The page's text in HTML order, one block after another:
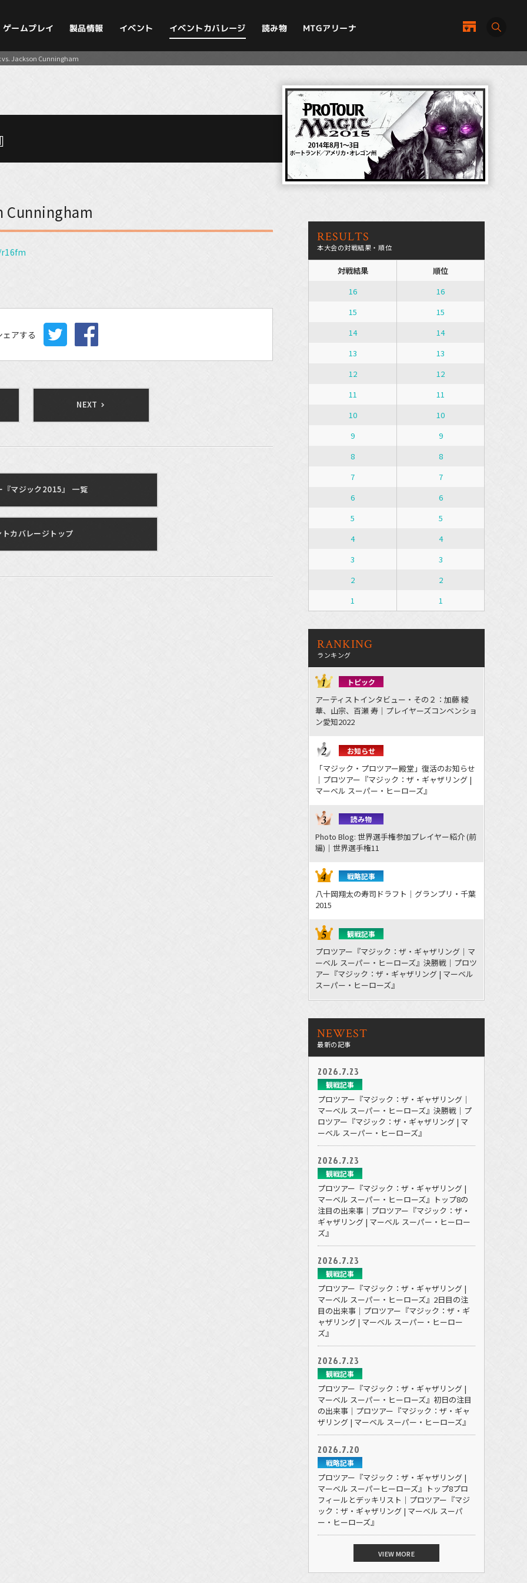
ゲームプレイ 製品情報 イベント イベントカバレージ 読み物 MTGアリーナ
vs. Jackson Cunningham
Cunningham
アする
NEXT
『マジック2015』 一覧
カバレージトップ
RESULTS
本大会の対戦結果・順位
対戦結果
順位
16
16
15
15
14
14
13
13
12
12
11
11
10
10
9
9
8
8
7
7
6
6
5
5
4
4
3
3
2
2
1
1
RANKING
ランキング
トピック
アーティストインタビュー・その２：加藤 綾
華、山宗、百瀬 寿｜プレイヤーズコンベンショ
ン愛知2022
お知らせ
「マジック・プロツアー殿堂」復活のお知らせ
｜プロツアー『マジック：ザ・ギャザリング |
マーベル スーパー・ヒーローズ』
読み物
Photo Blog: 世界選手権参加プレイヤー紹介 (前
編)｜世界選手権11
戦略記事
八十岡翔太の寿司ドラフト｜グランプリ・千葉
2015
観戦記事
プロツアー『マジック：ザ・ギャザリング｜マ
ーベル スーパー・ヒーローズ』決勝戦｜プロツ
アー『マジック：ザ・ギャザリング | マーベル
スーパー・ヒーローズ』
NEWEST
最新の記事
2026.7.23
観戦記事
プロツアー『マジック：ザ・ギャザリング｜
マーベル スーパー・ヒーローズ』決勝戦｜プ
ロツアー『マジック：ザ・ギャザリング | マ
ーベル スーパー・ヒーローズ』
2026.7.23
観戦記事
プロツアー『マジック：ザ・ギャザリング |
マーベル スーパー・ヒーローズ』トップ8の
注目の出来事｜プロツアー『マジック：ザ・
ギャザリング | マーベル スーパー・ヒーロー
ズ』
2026.7.23
観戦記事
プロツアー『マジック：ザ・ギャザリング |
マーベル スーパー・ヒーローズ』2日目の注
目の出来事｜プロツアー『マジック：ザ・ギ
ャザリング | マーベル スーパー・ヒーロー
ズ』
2026.7.23
観戦記事
プロツアー『マジック：ザ・ギャザリング |
マーベル スーパー・ヒーローズ』初日の注目
の出来事｜プロツアー『マジック：ザ・ギャ
ザリング | マーベル スーパー・ヒーローズ』
2026.7.20
戦略記事
プロツアー『マジック：ザ・ギャザリング |
マーベル スーパーヒーローズ』トップ8プロ
フィールとデッキリスト｜プロツアー『マジ
ック：ザ・ギャザリング | マーベル スーパ
ー・ヒーローズ』
VIEW MORE